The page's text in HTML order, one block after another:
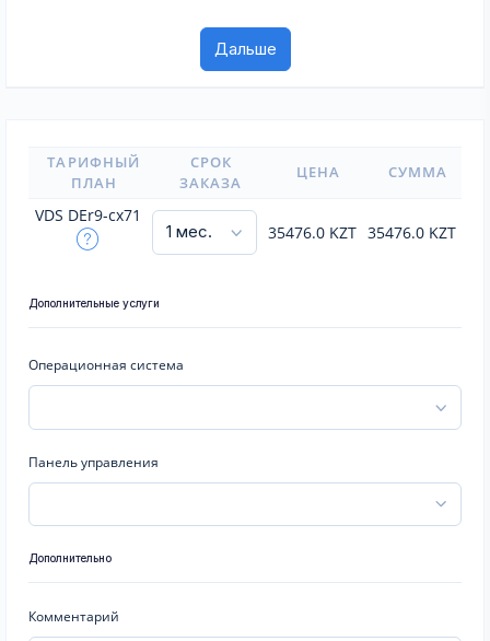
ТАРИФНЫЙ
ПЛАН
СРОК
ЗАКАЗА
ЦЕНА СУММА
VDS DEr9-cx71
35476.0 KZT 35476.0 KZT
Дополнительные услуги
Операционная система
Панель управления
Дополнительно
Комментарий